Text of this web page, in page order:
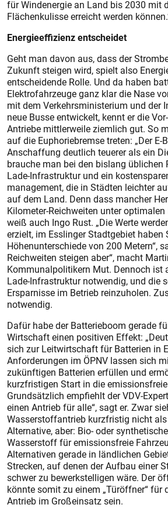
für Windenergie an Land bis 2030 mit
Flächenkulisse erreicht werden
Energieeffizienz entscheidet
Geht man davon aus, dass der
Zukunft steigen wird, spielt also
entscheidende ­Rolle. Und da haben
Elektrofahrzeuge ganz klar die Nase
mit dem Verkehrsministerium und der
neue Busse entwickelt, kennt er die
Antriebe mittlerweile ziemlich gut. So
auf die Euphoriebremse treten: „Der E-
Anschaffung deutlich teuerer als ein
brauche man bei den bislang üblichen
Lade-Infrastruktur und ein
management, die in Städten leichter
auf dem Land. Denn dass mancher
Kilometer-Reichweiten unter
weiß auch Ingo Rust. „Die Werte
erzielt, im Esslinger Stadtgebiet haben
Höhenunterschiede von 200 Metern“,
Reichweiten steigen aber“, macht
Kommunalpolitikern Mut. Dennoch ist
Lade-Infrastruktur notwendig, und die
Ersparnisse im Betrieb reinzuholen.
notwendig.
Dafür habe der Batterieboom gerade
Wirtschaft einen positiven Effekt:
sich zur Leitwirtschaft für Batterien in
Anforderungen im ÖPNV lassen sich
zukünftigen Batterien erfüllen und
kurzfristigen Start in die
Grundsätzlich empfiehlt der VDV-
einen Antrieb für alle“, sagt er. Zwar
Wasserstoffantrieb kurzfristig nicht
Alternative, aber: Bio- oder
Wasserstoff für emissionsfreie
Alternativen gerade in ländlichen
Strecken, auf denen der Aufbau einer
schwer zu bewerkstelligen wäre. Der
könnte somit zu einem „Türöffner“ für
Antrieb im Großeinsatz sein.